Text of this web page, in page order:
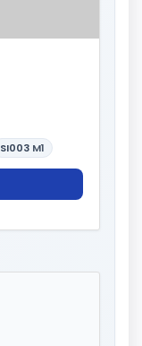
SI003 M1